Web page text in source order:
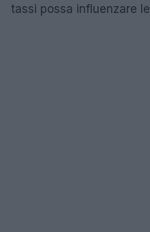
tassi possa influenzare